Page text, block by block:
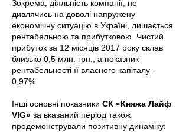
Зокрема, діяльність компанії, не
дивлячись на доволі напружену
економічну ситуацію в Україні, лишається
рентабельною та прибутковою. Чистий
прибуток за 12 місяців 2017 року склав
близько 0,5 млн. грн., а показник
рентабельності її власного капіталу -
0,97%.
Інші основні показники СК «Княжа Лайф
VIG» за вказаний період також
продемонстрували позитивну динаміку: